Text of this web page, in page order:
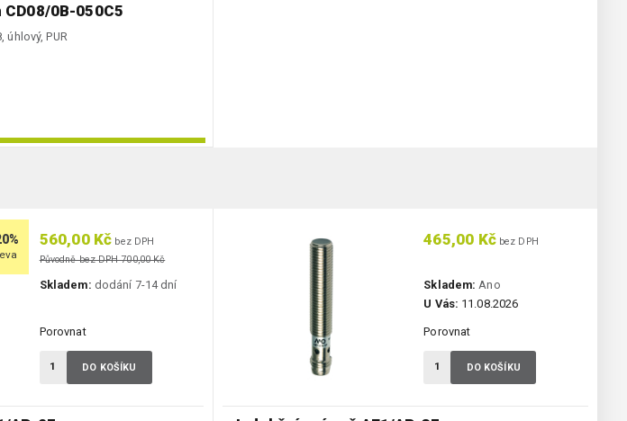
0B-050C5
úhlový, PUR
560,00 Kč bez DPH
Původně bez DPH 700,00 Kč
Skladem: dodání 7-14 dní
Porovnat
DO KOŠÍKU
465,00 Kčbez DPH
Skladem: Ano
U Vás: 11.08.2026
Porovnat
DO KOŠÍKU